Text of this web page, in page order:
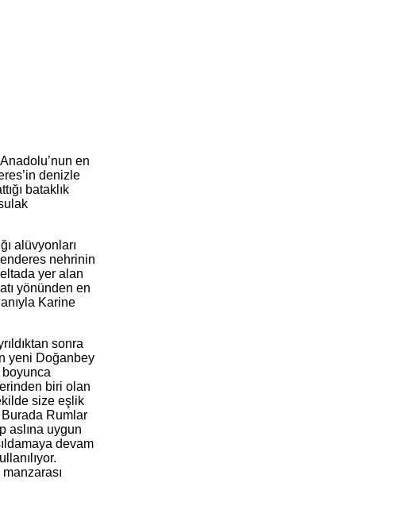
en
denizle
bataklık
alüvyonları
nehrinin
yer alan
yönünden en
Karine
sonra
yeni Doğanbey
boyunca
biri olan
size eşlik
Rumlar
aslına uygun
devam